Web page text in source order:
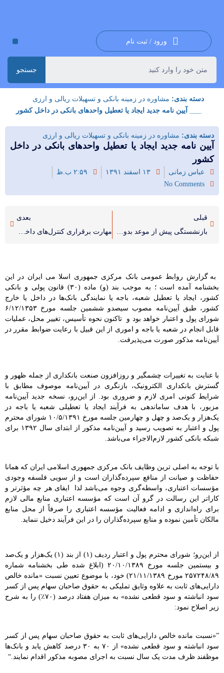
ورود / ثبت نام
جستجو
دسته بندی: مشاوره در زمینه بانکی و تسهیلات ریالی و ارزی
___ آیین نامه جدید ایجاد یا تعطیل واحدهای بانکی در داخل کشور
دسته بندی: مشاوره در زمینه بانکی و تسهیلات ریالی و ارزی
آیین نامه جدید ایجاد یا تعطیل واحدهای بانکی در داخل
کشور
عباس زمانی ۱۳ اسفند ۱۳۹۱
۲:۵۹ ب.ظ
No Comments
قبلی
بازنشستگی پیش از موعد بدون سنوات ارفاقی برای سال آینده تمدید می شود
بعدی
مهارت برقراری کنترل‌های داخلی مناسب
به گزارش روابط عمومی بانک مرکزی جمهوری اسلا می ایران در این
بخشنامه آمده است ؛ به موجب بند (و) ماده (۳۰) قانون پولی و بانکی
کشور، ایجاد یا تعطیل شعبه، باجه یا نمایندگی بانک‌ها در داخل یا خارج
کشور، طبق آیین‌نامه‌ مصوب سیصدو ششمین جلسه مورخ ۶/۱۲/۱۳۵۳
شورای پول و اعتبار خواهد بود و تاکنون نحوه تأسیس، تغییر محل، عملیات
قابل انجام در شعبه یا باجه و اموری از این قبیل با رعایت ضوابط مقرر در
آیین‌نامه مذکور صورت می‌پذیرفت.
با عنایت به تغییرات چشمگیر و روزافزون صنعت بانکداری از جمله ظهور و
گسترش بانکداری الکترونیک، بازنگری در آیین‌نامه موصوف مطابق با
شرایط کنونی امری لازم و ضروری بود. از این‌رو، نسخه جدید آیین‌نامه
مزبور، با هدف ساماندهی به فرآیند ایجاد یا تعطیلی شعبه یا باجه در
یک‌هزار و یک‌صد و چهل و چهارمین جلسه مورخ ۱۰/۵/۱۳۹۱ شورای محترم
پول و اعتبار به تصویب رسید و آیین‌نامه مذکور از ابتدای سال ۱۳۹۲ برای
شبکه بانکی کشور لازم‌الاجراء می‌باشد.
با توجه به اصلی ترین وظایف بانک مرکزی جمهوری اسلامی ایران که همانا
حفاظت و صیانت از منافع سپرده‌گذاران است و از سویی فلسفه وجودی
مؤسسات اعتباری، واسطه‌گری وجوه می‌باشد لذا ایفای هر چه مؤثرتر و
کاراتر این رسالت در گرو آن است که مؤسسه اعتباری منابع مالی لازم
برای راه‌اندازی و ادامه فعالیت مؤسسه اعتباری را صرفاً از محل منابع
مالکان تأمین نموده و منابع سپرده‌گذاران را در این فرآیند دخیل ننماید.
از این‌رو؛ شورای محترم پول و اعتبار ردیف (۱) از بند (۱) یک‌هزار و یک‌صد
و بیستمین جلسه مورخ ۲۰/۱۰/۱۳۸۹ (ابلاغ شده طی بخشنامه شماره
۲۵۷۲۴۸/۸۹ مورخ ۲۱/۱۱/۱۳۸۹) خود، با موضوع تعیین نسبت «مانده خالص
دارایی‌های ثابت به علاوه وثایق تملیکی به حقوق صاحبان سهام پس از کسر
سود انباشته و سود قطعی نشده» به میزان هفتاد درصد (۷۰٪) را به شرح
زیر اصلاح نمود:
”«نسبت مانده خالص دارایی‌های ثابت به حقوق صاحبان سهام پس از کسر
سود انباشته و سود قطعی نشده» از ۷۰ به ۳۰ درصد کاهش یابد و بانک‌ها
موظفند ظرف مدت یک سال نسبت به اجرای مصوبه مذکور اقدام نمایند.“